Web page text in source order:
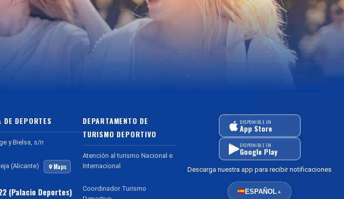
DE DEPORTES
y Bielsa, s/n
(Alicante) Maps
(Palacio Deportes)
DEPARTAMENTO DE
TURISMO DEPORTIVO
Atención al turismo Nacional e
Internacional
Coordinador Turismo
DISPONIBLE EN
App Store
DISPONIBLE EN
Google Play
Descarga nuestra app para recibir notificaciones
ESPAÑOL▲